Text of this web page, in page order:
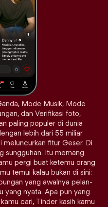
Mode Musik, Mode
dan Verifikasi foto,
paling populer di dunia
lebih dari 55 miliar
fitur Geser. Di
sungguhan. Itu memang
pergi buat ketemu orang
temui kalau bukan di sini:
yang awalnya pelan-
yang nyata. Apa pun yang
cari, Tinder kasih kamu